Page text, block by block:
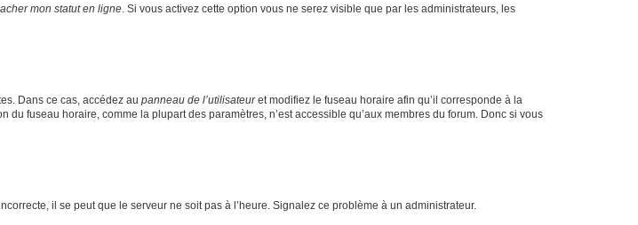
mon statut en ligne . Si vous activez cette option vous ne serez visible que par les administrateurs, les
Dans ce cas, accédez au panneau de l’utilisateuret modifiez le fuseau horaire afin qu’il corresponde à la
fuseau horaire, comme la plupart des paramètres, n’est accessible qu’aux membres du forum. Donc si vous
il se peut que le serveur ne soit pas à l’heure. Signalez ce problème à un administrateur.